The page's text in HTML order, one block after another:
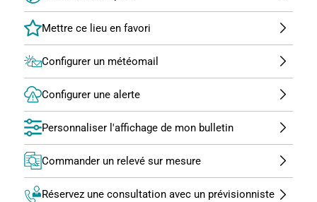
Configurer un météomail
Configurer une alerte
Personnaliser l'affichage de mon bulletin
Commander un relevé sur mesure
Réservez une consultation avec un prévisionniste